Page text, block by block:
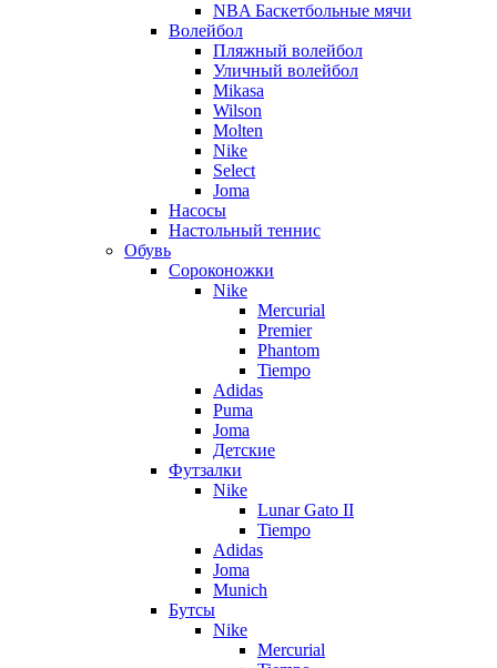
NBA Баскетбольные мячи
Волейбол
Пляжный волейбол
Уличный волейбол
Mikasa
Wilson
Molten
Nike
Select
Joma
Насосы
Настольный теннис
Обувь
Сороконожки
Nike
Mercurial
Premier
Phantom
Tiempo
Adidas
Puma
Joma
Детские
Футзалки
Nike
Lunar Gato II
Tiempo
Adidas
Joma
Munich
Бутсы
Nike
Mercurial